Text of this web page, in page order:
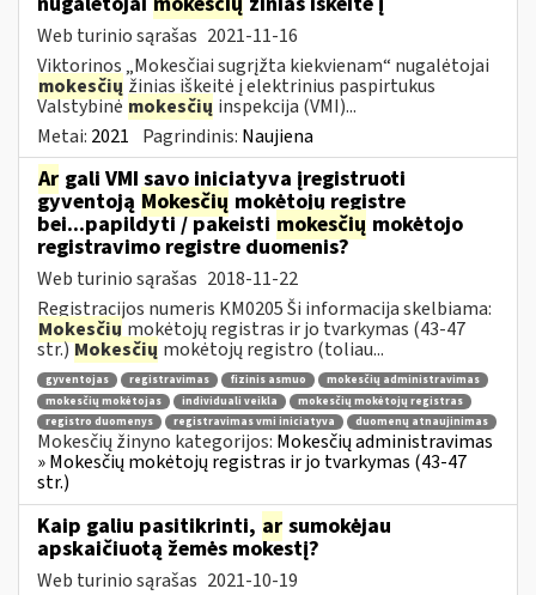
Web turinio sąrašas 2021-11-16
Viktorinos „Mokesčiai sugrįžta kiekvienam“ nugalėtojai
mokesčių žinias iškeitė į elektrinius paspirtukus
Valstybinė mokesčių inspekcija (VMI)...
Metai: 2021 Pagrindinis: Naujiena
Ar gali VMI savo iniciatyva įregistruoti
gyventoją Mokesčių mokėtojų registre
bei...papildyti / pakeisti mokesčių mokėtojo
registravimo registre duomenis?
Web turinio sąrašas 2018-11-22
Registracijos numeris KM0205 Ši informacija skelbiama:
Mokesčių mokėtojų registras ir jo tvarkymas (43-47
str.)Mokesčių mokėtojų registro (toliau...
gyventojas registravimas fizinis asmuo
mokesčių administravimas
mokesčių mokėtojas
individuali veikla
mokesčių mokėtojų registras
registro duomenys
registravimas vmi iniciatyva duomenų atnaujinimas
Mokesčių žinyno kategorijos: Mokesčių administravimas
» Mokesčių mokėtojų registras ir jo tvarkymas (43-47
str.)
Kaip galiu pasitikrinti, ar sumokėjau
apskaičiuotą žemės mokestį?
Web turinio sąrašas 2021-10-19